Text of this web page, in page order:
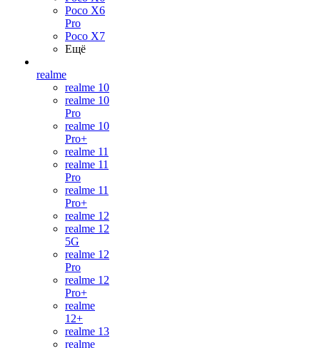
Poco X6
Pro
Poco X7
Ещё
realme
realme 10
realme 10
Pro
realme 10
Pro+
realme 11
realme 11
Pro
realme 11
Pro+
realme 12
realme 12
5G
realme 12
Pro
realme 12
Pro+
realme
12+
realme 13
realme